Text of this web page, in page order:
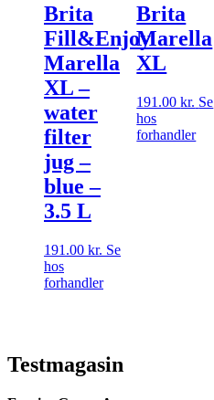
Brita
Fill&Enjoy
Marella
XL –
water
filter
jug –
blue –
3.5 L
191.00 kr. Se
hos
forhandler
Brita
Marella
XL
191.00kr. Se
hos
forhandler
Testmagasin